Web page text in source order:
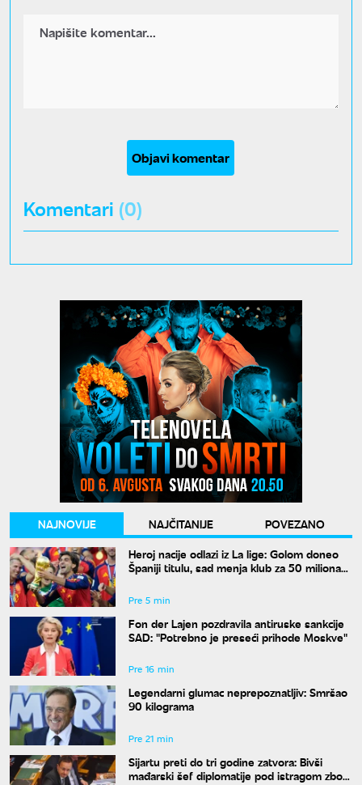
Objavi komentar
Komentari (0)
NAJNOVIJE NAJČITANIJE
POVEZANO
Heroj nacije odlazi iz La lige: Golom doneo
Španiji titulu, sad menja klub za 50 miliona
Pre 5 min
Fon der Lajen pozdravila antiruske sankcije
SAD: "Potrebno je preseći prihode Moskve"
Pre 16 min
Legendarni glumac neprepoznatljiv: Smršao
90 kilograma
Pre 21 min
Sijartu preti do tri godine zatvora: Bivši
mađarski šef diplomatije pod istragom zbog